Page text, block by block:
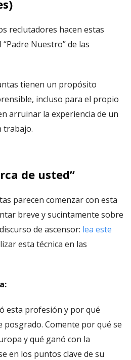
reclutadores hacen estas
Nuestro” de las
tienen un propósito
incluso para el propio
arruinar la experiencia de un
trabajo.
de usted”
parecen comenzar con esta
breve y sucintamente sobre
de ascensor: lea este
esta técnica en las
esta profesión y por qué
posgrado. Comente por qué se
y qué ganó con la
en los puntos clave de su